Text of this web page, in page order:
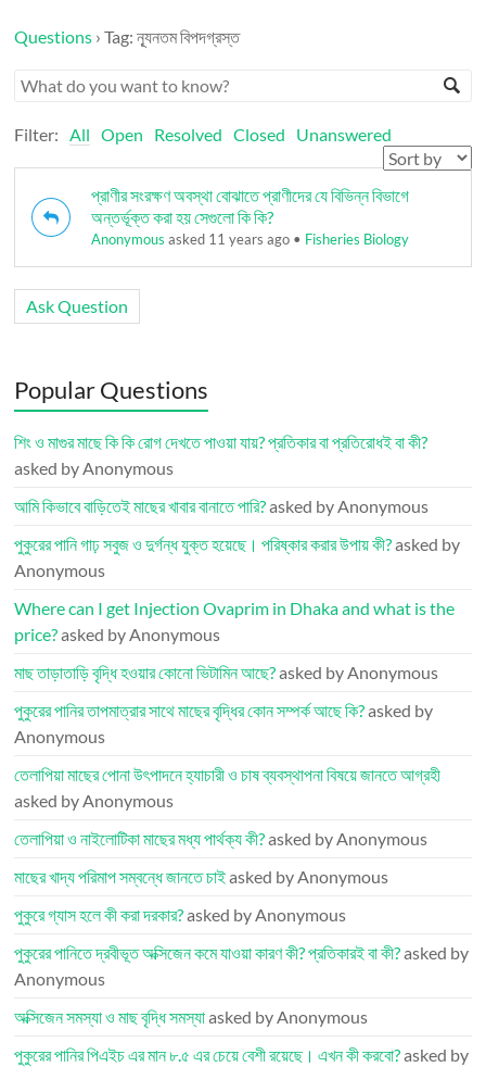
Questions ›Tag: ন্যূনতম বিপদগ্রস্ত
Filter: All Open Resolved Closed Unanswered
প্রাণীর সংরক্ষণ অবস্থা বোঝাতে প্রাণীদের যে বিভিন্ন বিভাগে
অন্তর্ভূক্ত করা হয় সেগুলো কি কি?
Anonymous asked 11 years ago • Fisheries Biology
Ask Question
Popular Questions
শিং ও মাগুর মাছে কি কি রোগ দেখতে পাওয়া যায়? প্রতিকার বা প্রতিরোধই বা কী?
asked by Anonymous
আমি কিভাবে বাড়িতেই মাছের খাবার বানাতে পারি?asked by Anonymous
পুকুরের পানি গাঢ় সবুজ ও দুর্গন্ধ যুক্ত হয়েছে। পরিষ্কার করার উপায় কী?asked by
Anonymous
Where can I get Injection Ovaprim in Dhaka and what is the
price?asked by Anonymous
মাছ তাড়াতাড়ি বৃদ্ধি হওয়ার কোনো ভিটামিন আছে?asked by Anonymous
পুকুরের পানির তাপমাত্রার সাথে মাছের বৃদ্ধির কোন সম্পর্ক আছে কি?asked by
Anonymous
তেলাপিয়া মাছের পোনা উৎপাদনে হ্যাচারী ও চাষ ব্যবস্থাপনা বিষয়ে জানতে আগ্রহী
asked by Anonymous
তেলাপিয়া ও নাইলোটিকা মাছের মধ্য পার্থক্য কী?asked by Anonymous
মাছের খাদ্য পরিমাপ সম্বন্ধে জানতে চাইasked by Anonymous
পুকুরে গ্যাস হলে কী করা দরকার?asked by Anonymous
পুকুরের পানিতে দ্রবীভূত অক্সিজেন কমে যাওয়া কারণ কী? প্রতিকারই বা কী?asked by
Anonymous
অক্সিজেন সমস্যা ও মাছ বৃদ্ধি সমস্যাasked by Anonymous
পুকুরের পানির পিএইচ এর মান ৮.৫ এর চেয়ে বেশী রয়েছে। এখন কী করবো?asked by